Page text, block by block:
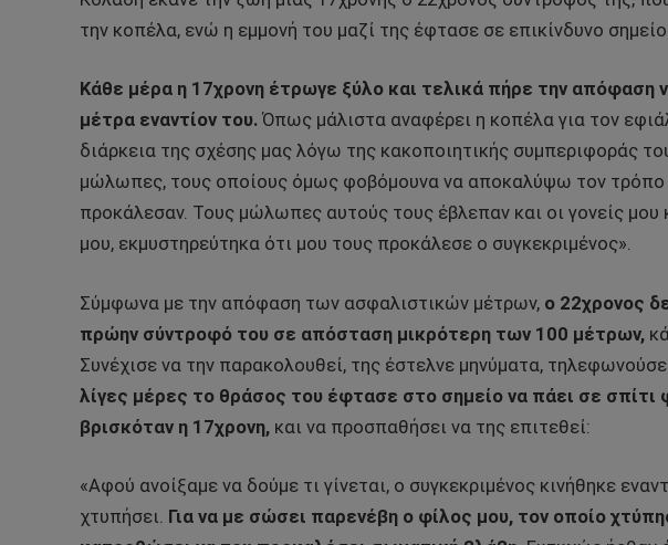
την κοπέλα, ενώ η εμμονή του μαζί της έφτασε σε επικίνδυνο σημείο.
Κάθε μέρα η 17χρονη έτρωγε ξύλο και τελικά πήρε την απόφαση
μέτρα εναντίον του. Όπως μάλιστα αναφέρει η κοπέλα για τον
διάρκεια της σχέσης μας λόγω της κακοποιητικής συμπεριφοράς
μώλωπες, τους οποίους όμως φοβόμουνα να αποκαλύψω τον τρόπο
προκάλεσαν. Τους μώλωπες αυτούς τους έβλεπαν και οι γονείς μου
μου, εκμυστηρεύτηκα ότι μου τους προκάλεσε ο συγκεκριμένος».
Σύμφωνα με την απόφαση των ασφαλιστικών μέτρων, ο 22χρονος
πρώην σύντροφό του σε απόσταση μικρότερη των 100 μέτρων,
Συνέχισε να την παρακολουθεί, της έστελνε μηνύματα,
λίγες μέρες το θράσος του έφτασε στο σημείο να πάει σε
βρισκόταν η 17χρονη, και να προσπαθήσει να της επιτεθεί:
«Αφού ανοίξαμε να δούμε τι γίνεται, ο συγκεκριμένος κινήθηκε
χτυπήσει. Για να με σώσει παρενέβη ο φίλος μου, τον οποίο